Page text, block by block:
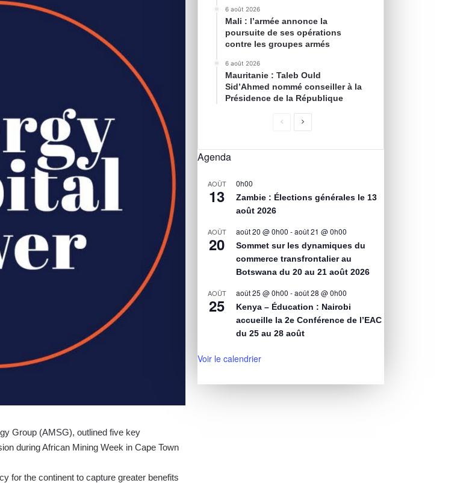
Group (AMSG), outlined five key
during African Mining Week in Cape Town
for the continent to capture greater benefits
6 août 2026
Mali : l’armée annonce la
poursuite de ses opérations
contre les groupes armés
6 août 2026
Mauritanie : Taleb Ould
Sid’Ahmed nommé conseiller à la
Présidence de la République
Agenda
AOÛT
13
0h00
Zambie : Élections générales le 13
août 2026
AOÛT
20
août 20 @ 0h00 -août 21 @ 0h00
Sommet sur les dynamiques du
commerce transfrontalier au
Botswana du 20 au 21 août 2026
AOÛT
25
août 25 @ 0h00 -août 28 @ 0h00
Kenya – Éducation : Nairobi
accueille la 2e Conférence de l’EAC
du 25 au 28 août
Voir le calendrier